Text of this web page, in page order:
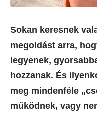
Sokan keresnek
megoldást arra,
legyenek,
hozzanak. És
meg mindenféle
működnek, vagy